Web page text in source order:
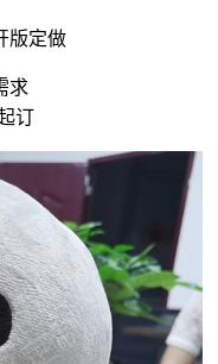
版定做
求
订